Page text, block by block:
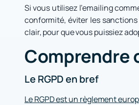
Si vous utilisez l’emailing
conformité, éviter les sanctions
clair, pour que vous puissiez
Comprendre
Le RGPD en bref
Le RGPD est un règlement